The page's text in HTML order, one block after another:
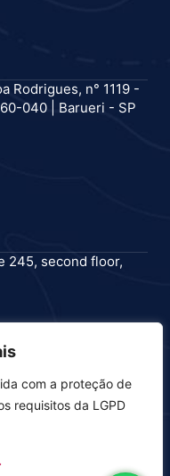
com a proteção de
requisitos da LGPD
Rodrigues, n° 1119 -
040 | Barueri - SP
245, second floor,